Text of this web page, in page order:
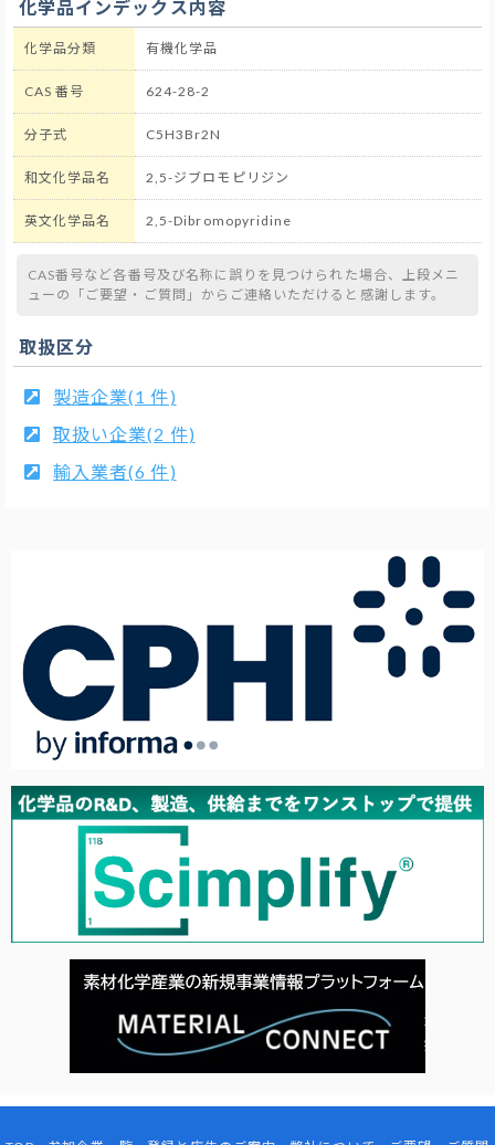
化学品インデックス内容
化学品分類 有機化学品
CAS 番号 624-28-2
分子式 C5H3Br2N
和文化学品名 2,5-ジブロモピリジン
英文化学品名 2,5-Dibromopyridine
CAS番号など各番号及び名称に誤りを見つけられた場合、上段メニ
ューの「ご要望・ご質問」からご連絡いただけると感謝します。
取扱区分
製造企業(1 件)
取扱い企業(2 件)
輸入業者(6 件)